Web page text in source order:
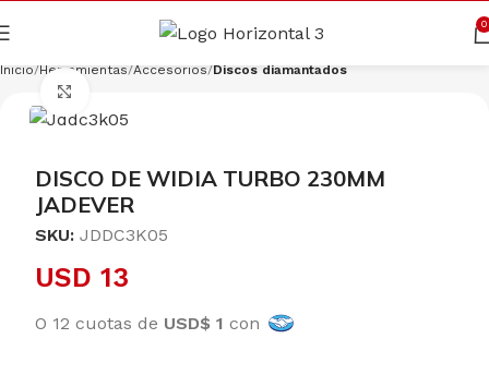
0
Inicio Herramientas Accesorios Discos diamantados
DISCO DE WIDIA TURBO 230MM
JADEVER
SKU: JDDC3K05
USD 13
O 12 cuotas de USD$ 1 con
Cargando productos…